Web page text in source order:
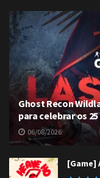
Ghost Recon
para celebrar os
06/08/2026
[Game]